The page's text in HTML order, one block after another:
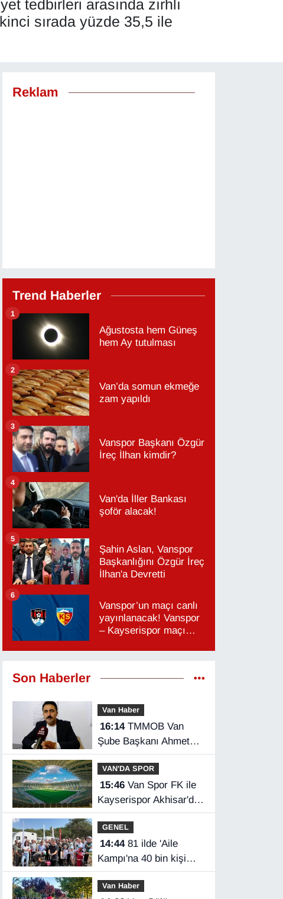
tedbirleri arasında zırhlı
sırada yüzde 35,5 ile
Reklam
Trend Haberler
Ağustosta hem Güneş
hem Ay tutulması
1
Van’da somun ekmeğe
zam yapıldı
2
Vanspor Başkanı Özgür
İreç İlhan kimdir?
3
Van'da İller Bankası
şoför alacak!
4
Şahin Aslan, Vanspor
Başkanlığını Özgür İreç
İlhan'a Devretti
5
Vanspor’un maçı canlı
yayınlanacak! Vanspor
– Kayserispor maçı
6
Son Haberler
Van Haber
16:14TMMOB Van
Şube Başkanı Ahmet
Ortakçı: Van’da otopark
yetersizliği ciddi sorun!
VAN'DA SPOR
15:46Van Spor FK ile
Kayserispor Akhisar'da
rakip
GENEL
14:4481 ilde 'Aile
Kampı'na 40 bin kişi
katıldı
Van Haber